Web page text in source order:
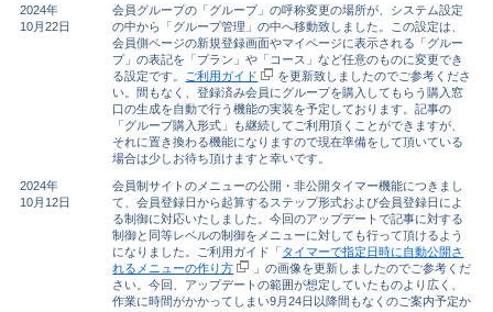
2024年
10月22日
会員グループの「グループ」の呼称変更の場所が、システム設定
の中から「グループ管理」の中へ移動致しました。この設定は、
会員側ページの新規登録画面やマイページに表示される「グルー
プ」の表記を「プラン」や「コース」など任意のものに変更でき
る設定です。
ご利用ガイド
を更新致しましたのでご参考くださ
い。間もなく、登録済み会員にグループを購入してもらう購入窓
口の生成を自動で行う機能の実装を予定しております。記事の
「グループ購入形式」も継続してご利用頂くことができますが、
それに置き換わる機能になりますので現在準備をして頂いている
場合は少しお待ち頂けますと幸いです。
2024年
10月12日
会員制サイトのメニューの公開・非公開タイマー機能につきまし
て、会員登録日から起算するステップ形式および会員登録日によ
る制御に対応いたしました。今回のアップデートで記事に対する
制御と同等レベルの制御をメニューに対しても行って頂けるよう
になりました。ご利用ガイド「タイマーで指定日時に自動公開さ
れるメニューの作り方
」の画像を更新しましたのでご参考くだ
さい。今回、アップデートの範囲が想定していたものより広く、
作業に時間がかかってしまい9月24日以降間もなくのご案内予定か